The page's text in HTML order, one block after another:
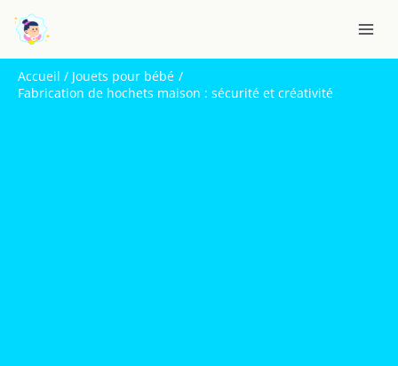
contenu
Accueil
Jouets pour bébé
Fabrication de hochets maison : sécurité et créativité
e
c
h